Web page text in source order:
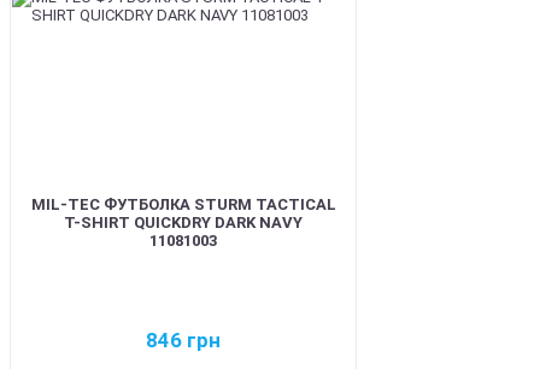
MIL-TEC ФУТБОЛКА STURM TACTICAL
T-SHIRT QUICKDRY DARK NAVY
11081003
846 грн